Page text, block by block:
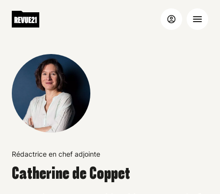
Rédactrice en chef adjointe
Catherine de Coppet